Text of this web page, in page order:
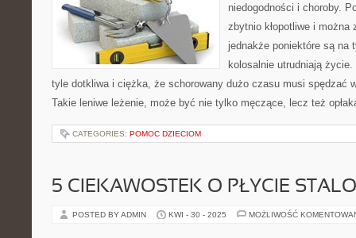
niedogodności i choroby.
zbytnio kłopotliwe i można
jednakże poniektóre są na
kolosalnie utrudniają
tyle dotkliwa i ciężka, że schorowany dużo czasu musi spędzać
Takie leniwe leżenie, może być nie tylko męczące, lecz też
CATEGORIES: POMOC DZIECIOM
5 CIEKAWOSTEK O PŁYCIE
POSTED BY ADMIN KWI - 30 - 2025 MOŻLIWOŚĆ